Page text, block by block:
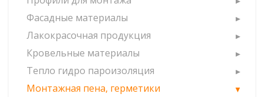
Фасадные материалы
Лакокрасочная продукция
Кровельные материалы
Тепло гидро пароизоляция
Монтажная пена, герметики